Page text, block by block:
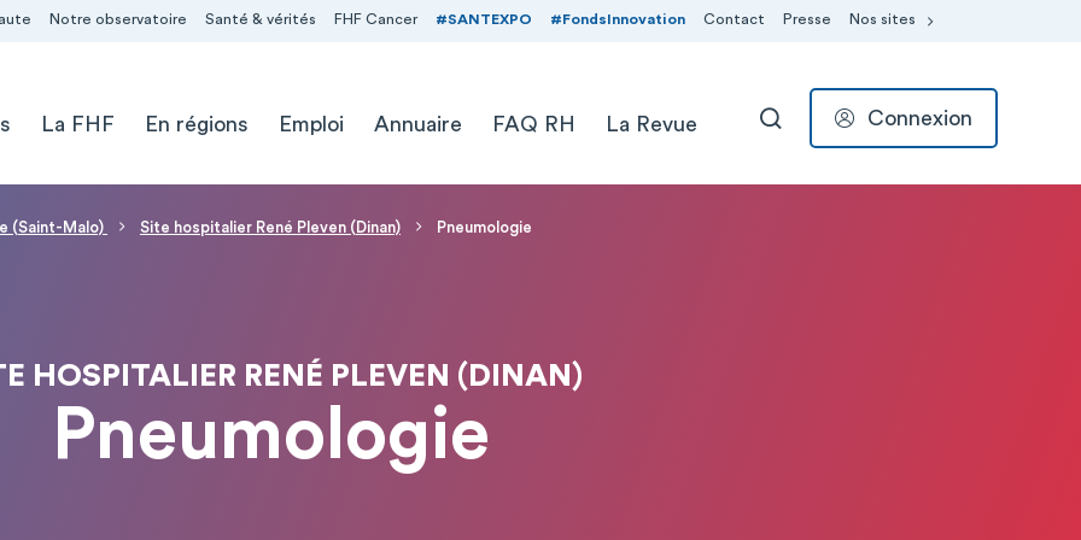
Notre observatoire Santé & vérités FHF Cancer #SANTEXPO #FondsInnovation Contact Presse Nos sites
La FHF En régions Emploi Annuaire FAQ RH La Revue RECHERCHER
Connexion
(Saint-Malo) Site hospitalier René Pleven (Dinan) Pneumologie
HOSPITALIER RENÉ PLEVEN (DINAN)
Pneumologie